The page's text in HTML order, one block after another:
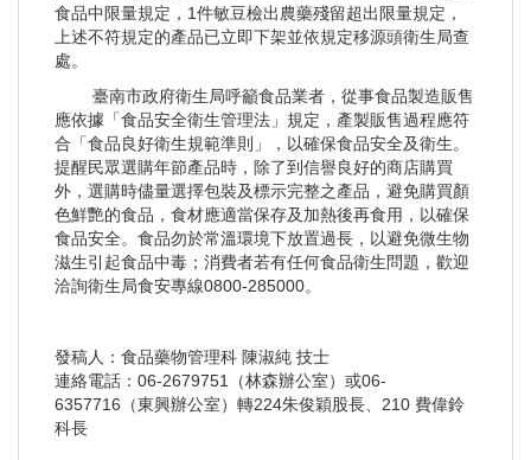
食品中限量規定，1件敏豆檢出農藥殘留超出限量規定，
上述不符規定的產品已立即下架並依規定移源頭衛生局查
處。
臺南市政府衛生局呼籲食品業者，從事食品製造販售
應依據「食品安全衛生管理法」規定，產製販售過程應符
合「食品良好衛生規範準則」，以確保食品安全及衛生。
提醒民眾選購年節產品時，除了到信譽良好的商店購買
外，選購時儘量選擇包裝及標示完整之產品，避免購買顏
色鮮艷的食品，食材應適當保存及加熱後再食用，以確保
食品安全。食品勿於常溫環境下放置過長，以避免微生物
滋生引起食品中毒；消費者若有任何食品衛生問題，歡迎
洽詢衛生局食安專線0800-285000。
發稿人：食品藥物管理科 陳淑純 技士
連絡電話：06-2679751（林森辦公室）或06-
6357716（東興辦公室）轉224朱俊穎股長、210 費偉鈴
科長